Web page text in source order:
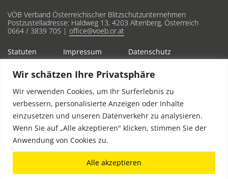
Wir schätzen Ihre Privatsphäre
Wir verwenden Cookies, um Ihr Surferlebnis zu
verbessern, personalisierte Anzeigen oder Inhalte
einzusetzen und unseren Datenverkehr zu analysieren.
Wenn Sie auf „Alle akzeptieren" klicken, stimmen Sie der
Anwendung von Cookies zu.
Alle akzeptieren
VÖB Verband Österreichischer Blitzschutzunternehmen
Postzustelladresse: Haldweg 13, 4203 Altenberg, Österreich
0664 / 3839 705 | office@voeb.or.at
Statuten Impressum Datenschutz